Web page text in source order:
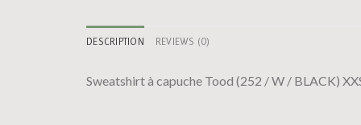
DESCRIPTION REVIEWS (0)
Sweatshirt à capuche Tood (252 / W / BLACK)